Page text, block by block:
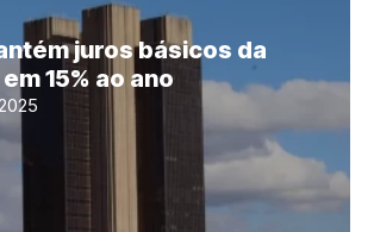
juros básicos da
15% ao ano